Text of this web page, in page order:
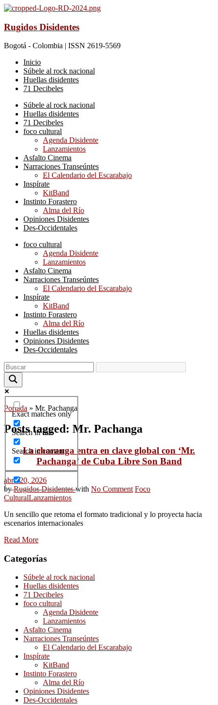
Rugidos Disidentes
Bogotá - Colombia | ISSN 2619-5569
Inicio
Súbele al rock nacional
Huellas disidentes
71 Decibeles
Súbele al rock nacional
Huellas disidentes
71 Decibeles
foco cultural
Agenda Disidente
Lanzamientos
Asfalto Cinema
Narraciones Transeúntes
El Calendario del Escarabajo
Inspírate
KitBand
Instinto Forastero
Alma del Río
Opiniones Disidentes
Des-Occidentales
foco cultural
Agenda Disidente
Lanzamientos
Asfalto Cinema
Narraciones Transeúntes
El Calendario del Escarabajo
Inspírate
KitBand
Instinto Forastero
Alma del Río
Huellas disidentes
Opiniones Disidentes
Des-Occidentales
Exact matches only
Search in title
Search in content
Portada » Mr. Pachanga
Posts tagged: Mr. Pachanga
La charanga entra en clave global con ‘Mr.
Pachanga’ de Cuba Libre Son Band
abril 20, 2026
by Rugidos Disidenteswith No Comment Foco
CulturalLanzamientos
Un sencillo que retoma el formato tradicional y lo proyecta hacia
escenarios internacionales
Read More
Categorías
Súbele al rock nacional
Huellas disidentes
71 Decibeles
foco cultural
Agenda Disidente
Lanzamientos
Asfalto Cinema
Narraciones Transeúntes
El Calendario del Escarabajo
Inspírate
KitBand
Instinto Forastero
Alma del Río
Opiniones Disidentes
Des-Occidentales